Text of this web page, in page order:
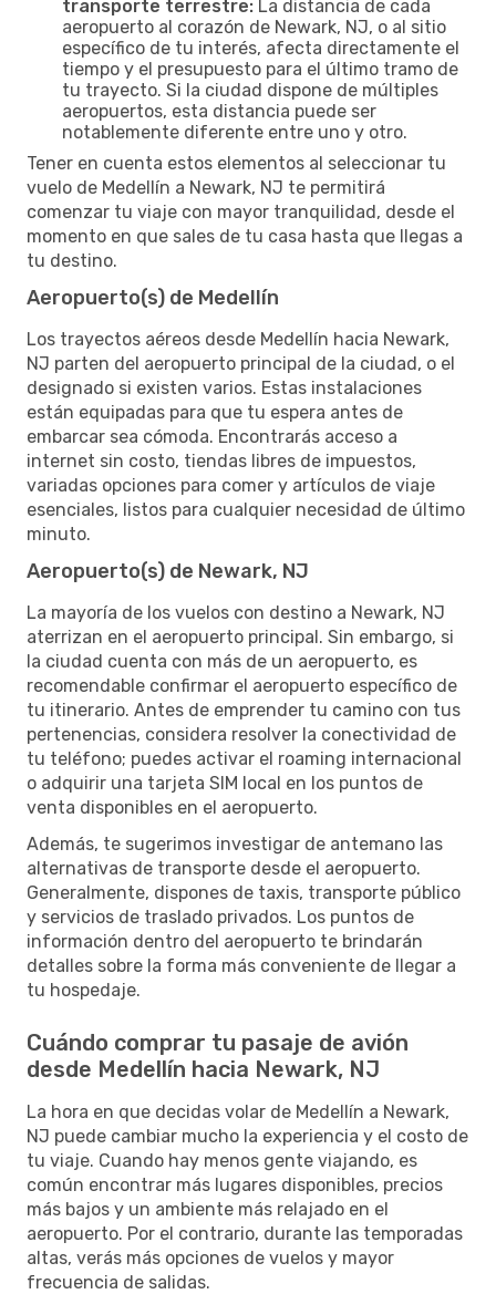
transporte terrestre: La distancia de cada
aeropuerto al corazón de Newark, NJ, o al sitio
específico de tu interés, afecta directamente el
tiempo y el presupuesto para el último tramo de
tu trayecto. Si la ciudad dispone de múltiples
aeropuertos, esta distancia puede ser
notablemente diferente entre uno y otro.
Tener en cuenta estos elementos al seleccionar tu
vuelo de Medellín a Newark, NJ te permitirá
comenzar tu viaje con mayor tranquilidad, desde el
momento en que sales de tu casa hasta que llegas a
tu destino.
Aeropuerto(s) de Medellín
Los trayectos aéreos desde Medellín hacia Newark,
NJ parten del aeropuerto principal de la ciudad, o el
designado si existen varios. Estas instalaciones
están equipadas para que tu espera antes de
embarcar sea cómoda. Encontrarás acceso a
internet sin costo, tiendas libres de impuestos,
variadas opciones para comer y artículos de viaje
esenciales, listos para cualquier necesidad de último
minuto.
Aeropuerto(s) de Newark, NJ
La mayoría de los vuelos con destino a Newark, NJ
aterrizan en el aeropuerto principal. Sin embargo, si
la ciudad cuenta con más de un aeropuerto, es
recomendable confirmar el aeropuerto específico de
tu itinerario. Antes de emprender tu camino con tus
pertenencias, considera resolver la conectividad de
tu teléfono; puedes activar el roaming internacional
o adquirir una tarjeta SIM local en los puntos de
venta disponibles en el aeropuerto.
Además, te sugerimos investigar de antemano las
alternativas de transporte desde el aeropuerto.
Generalmente, dispones de taxis, transporte público
y servicios de traslado privados. Los puntos de
información dentro del aeropuerto te brindarán
detalles sobre la forma más conveniente de llegar a
tu hospedaje.
Cuándo comprar tu pasaje de avión
desde Medellín hacia Newark, NJ
La hora en que decidas volar de Medellín a Newark,
NJ puede cambiar mucho la experiencia y el costo de
tu viaje. Cuando hay menos gente viajando, es
común encontrar más lugares disponibles, precios
más bajos y un ambiente más relajado en el
aeropuerto. Por el contrario, durante las temporadas
altas, verás más opciones de vuelos y mayor
frecuencia de salidas.